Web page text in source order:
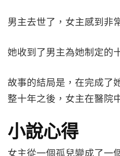
男主去世了，女主感到非
她收到了男主為她制定的
故事的結局是，在完成了
整十年之後，女主在醫院
小說心得
女主從一個孤兒變成了一